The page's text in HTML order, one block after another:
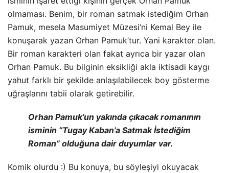
olmaması. Benim, bir roman satmak istediğim Orhan
Pamuk, mesela Masumiyet Müzesi’ni Kemal Bey ile
konuşarak yazan Orhan Pamuk’tur. Yani karakter olan.
Bir roman karakteri olan fakat ayrıca bir yazar olan
Orhan Pamuk. Bu bilginin eksikliği akla iktisadi kaygı
yahut farklı bir şekilde anlaşılabilecek boy gösterme
uğraşlarını tabii olarak getirebilir.
Orhan Pamuk’un yakında çıkacak romanının
isminin “Tugay Kaban’a Satmak İstediğim
Roman” olduğuna dair duyumlar var.
Komik olurdu :) Bu konuya, bu söyleşiyi okuyacak